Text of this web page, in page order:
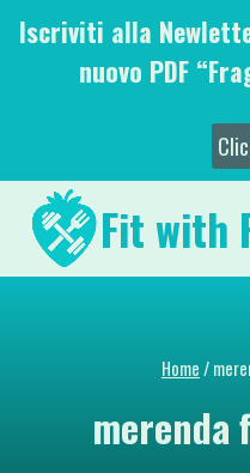
SaltaIscriviti alla
nuovo PDF
Fit with
Home/
merenda